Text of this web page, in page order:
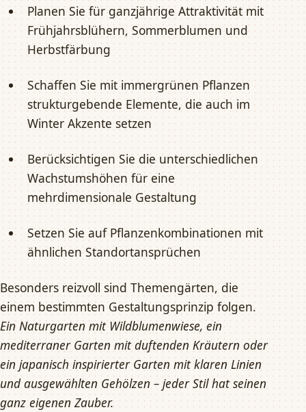
Planen Sie für ganzjährige Attraktivität mit
Frühjahrsblühern, Sommerblumen und
Herbstfärbung
Schaffen Sie mit immergrünen Pflanzen
strukturgebende Elemente, die auch im
Winter Akzente setzen
Berücksichtigen Sie die unterschiedlichen
Wachstumshöhen für eine
mehrdimensionale Gestaltung
Setzen Sie auf Pflanzenkombinationen mit
ähnlichen Standortansprüchen
Besonders reizvoll sind Themengärten, die
einem bestimmten Gestaltungsprinzip folgen.
Ein Naturgarten mit Wildblumenwiese, ein
mediterraner Garten mit duftenden Kräutern oder
ein japanisch inspirierter Garten mit klaren Linien
und ausgewählten Gehölzen – jeder Stil hat seinen
ganz eigenen Zauber.